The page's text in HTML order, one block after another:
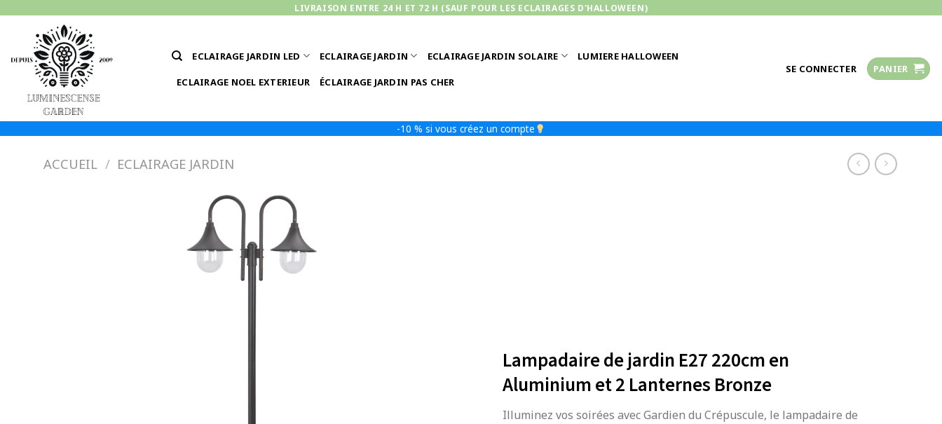
contenu
LIVRAISON ENTRE 24 H ET 72 H (SAUF POUR LES ECLAIRAGES D'HALLOWEEN)
ECLAIRAGE JARDIN LED ECLAIRAGE JARDIN ECLAIRAGE JARDIN SOLAIRE LUMIERE HALLOWEEN
ECLAIRAGE NOEL EXTERIEUR ÉCLAIRAGE JARDIN PAS CHER
SE CONNECTER PANIER
-10 % si vous créez un compte
ACCUEIL / ECLAIRAGE JARDIN
Lampadaire de jardin E27 220cm en
Aluminium et 2 Lanternes Bronze
Illuminez vos soirées avec Gardien du Crépuscule, le lampadaire de